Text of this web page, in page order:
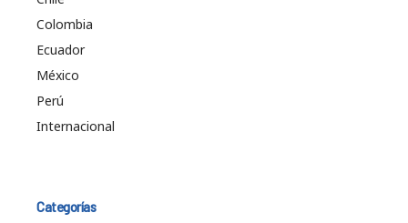
Colombia
Ecuador
México
Perú
Internacional
Categorías